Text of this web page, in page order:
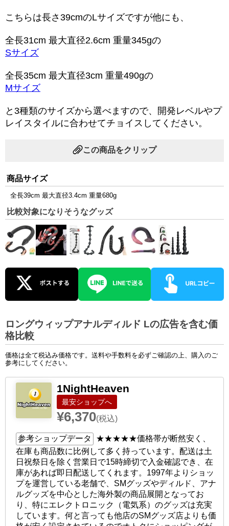
こちらは長さ39cmのLサイズですが他にも、
全長31cm 最大直径2.6cm 重量345gの
Sサイズ
全長35cm 最大直径3cm 重量490gの
Mサイズ
と3種類のサイズから選べますので、開発レベルやプ
レイスタイルに合わせてチョイスしてください。
この商品をクリップ
商品サイズ
全長39cm 最大直径3.4cm 重量680g
比較対象になりそうなグッズ
ロングウィップアナルディルド Lの広告を含む価
格比較
価格は全て税込み価格です。送料や手数料を必ずご確認の上、購入のご
参考にしてください。
1NightHeaven
ショップへ
¥6,370(税込)
参考ショップデータ ★★★★★価格帯が断然安く、
在庫も商品数に比例して多く持っています。配送は土
日祝祭日を除く営業日で15時締切で入金確認でき、在
庫があれば即日配送してくれます。1997年よりショッ
プを運営している老舗で、SMグッズやディルド、アナ
ルグッズを中心とした海外製の商品展開となってお
り、特にエレクトロニック（電気系）のグッズは充実
しています。何と言っても他店のSMグッズ店よりも価